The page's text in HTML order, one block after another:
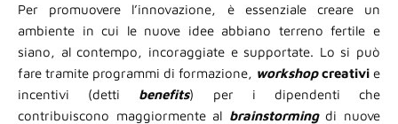
Per promuovere l’innovazione, è essenziale creare un
ambiente in cui le nuove idee abbiano terreno fertile e
siano, al contempo, incoraggiate e supportate. Lo si può
fare tramite programmi di formazione, workshopcreativi e
incentivi (detti benefits) per i dipendenti che
contribuiscono maggiormente al brainstormingdi nuove